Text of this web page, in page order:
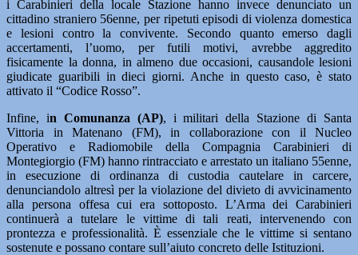
i Carabinieri della locale Stazione hanno invece denunciato un
cittadino straniero 56enne, per ripetuti episodi di violenza domestica
e lesioni contro la convivente. Secondo quanto emerso dagli
accertamenti, l’uomo, per futili motivi, avrebbe aggredito
fisicamente la donna, in almeno due occasioni, causandole lesioni
giudicate guaribili in dieci giorni. Anche in questo caso, è stato
attivato il “Codice Rosso”.
Infine, in Comunanza (AP), i militari della Stazione di Santa
Vittoria in Matenano (FM), in collaborazione con il Nucleo
Operativo e Radiomobile della Compagnia Carabinieri di
Montegiorgio (FM) hanno rintracciato e arrestato un italiano 55enne,
in esecuzione di ordinanza di custodia cautelare in carcere,
denunciandolo altresì per la violazione del divieto di avvicinamento
alla persona offesa cui era sottoposto. L’Arma dei Carabinieri
continuerà a tutelare le vittime di tali reati, intervenendo con
prontezza e professionalità. È essenziale che le vittime si sentano
sostenute e possano contare sull’aiuto concreto delle Istituzioni.